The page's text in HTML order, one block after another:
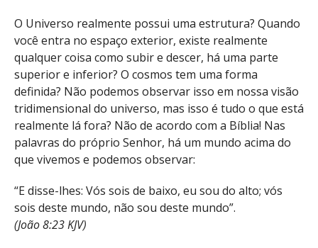
O Universo realmente possui uma estrutura? Quando
você entra no espaço exterior, existe realmente
qualquer coisa como subir e descer, há uma parte
superior e inferior? O cosmos tem uma forma
definida? Não podemos observar isso em nossa visão
tridimensional do universo, mas isso é tudo o que está
realmente lá fora? Não de acordo com a Bíblia! Nas
palavras do próprio Senhor, há um mundo acima do
que vivemos e podemos observar:
“E disse-lhes: Vós sois de baixo, eu sou do alto; vós
sois deste mundo, não sou deste mundo”.
(João 8:23 KJV)